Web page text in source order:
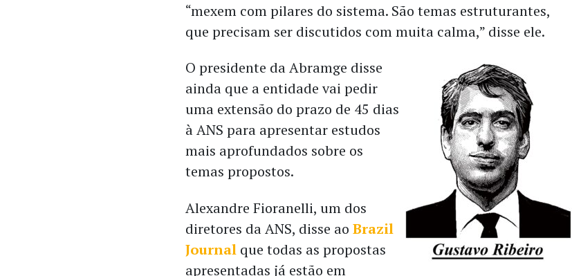
“mexem com pilares do sistema. São temas estruturantes,
que precisam ser discutidos com muita calma,” disse ele.
O presidente da Abramge disse
ainda que a entidade vai pedir
uma extensão do prazo de 45 dias
à ANS para apresentar estudos
mais aprofundados sobre os
temas propostos.
Alexandre Fioranelli, um dos
diretores da ANS, disse aoBrazil
Journal que todas as propostas
apresentadas já estão em